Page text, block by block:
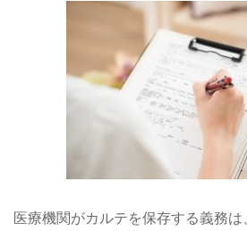
医療機関がカルテを保存する義務